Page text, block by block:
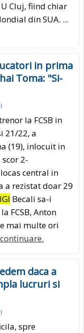
Cluj, fiind chiar
din SUA. ...
in prima
Toma: "Si-
)
la FCSB in
21/22, a
(19), inlocuit in
2-
central in
a rezistat doar 29
Becali sa-i
FCSB, Anton
mai multe ori
daca a
lucruri si
)
spre